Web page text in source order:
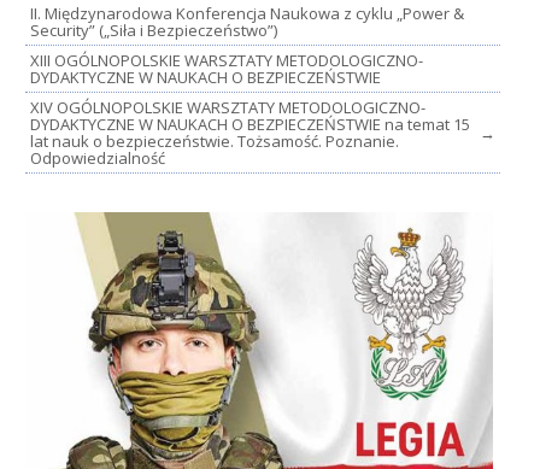
II. Międzynarodowa Konferencja Naukowa z cyklu „Power &
Security” („Siła i Bezpieczeństwo”)
XIII OGÓLNOPOLSKIE WARSZTATY METODOLOGICZNO-
DYDAKTYCZNE W NAUKACH O BEZPIECZEŃSTWIE
XIV OGÓLNOPOLSKIE WARSZTATY METODOLOGICZNO-
DYDAKTYCZNE W NAUKACH O BEZPIECZEŃSTWIE na temat 15
lat nauk o bezpieczeństwie. Tożsamość. Poznanie.
Odpowiedzialność
→